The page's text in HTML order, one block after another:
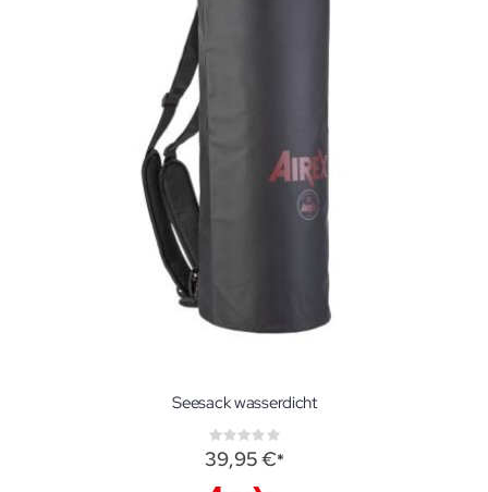
Seesack wasserdicht
Rating:
0%
39,95 €